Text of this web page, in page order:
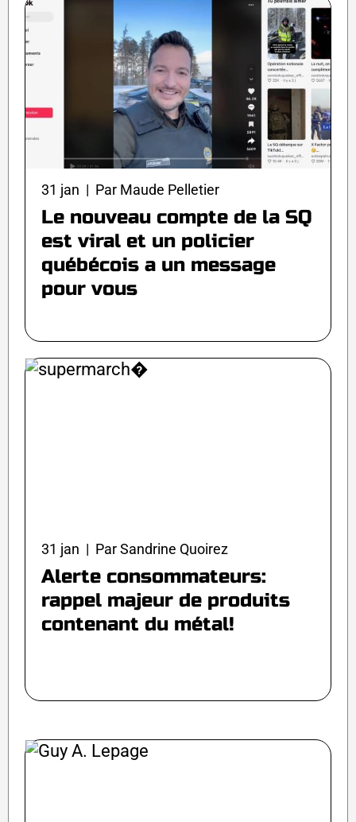
31 jan | Par Maude Pelletier
Le nouveau compte de la SQ
est viral et un policier
québécois a un message
pour vous
31 jan | Par Sandrine Quoirez
Alerte consommateurs:
rappel majeur de produits
contenant du métal!